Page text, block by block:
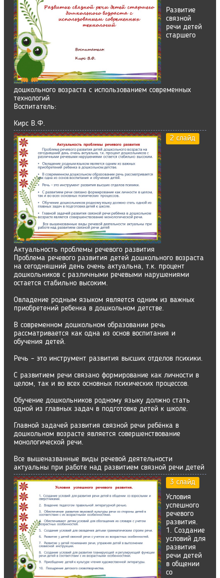
Развитие
связной
речи детей
старшего
дошкольного возраста с использованием современных
технологий
Воспитатель:
Кирс В.Ф.
2 слайд
Актуальность проблемы речевого развития
Проблема речевого развития детей дошкольного возраста
на сегодняшний день очень актуальна, т.к. процент
дошкольников с различными речевыми нарушениями
остается стабильно высоким.
Овладение родным языком является одним из важных
приобретений ребенка в дошкольном детстве.
В современном дошкольном образовании речь
рассматривается как одна из основ воспитания и
обучения детей.
Речь – это инструмент развития высших отделов психики.
С развитием речи связано формирование как личности в
целом, так и во всех основных психических процессов.
Обучение дошкольников родному языку должно стать
одной из главных задач в подготовке детей к школе.
Главной задачей развития связной речи ребёнка в
дошкольном возрасте является совершенствование
монологической речи.
Все вышеназванные виды речевой деятельности
актуальны при работе над развитием связной речи детей
3 слайд
Условия
успешного
речевого
развития.
1. Создание
условий для
развития
речи детей
в общении
со